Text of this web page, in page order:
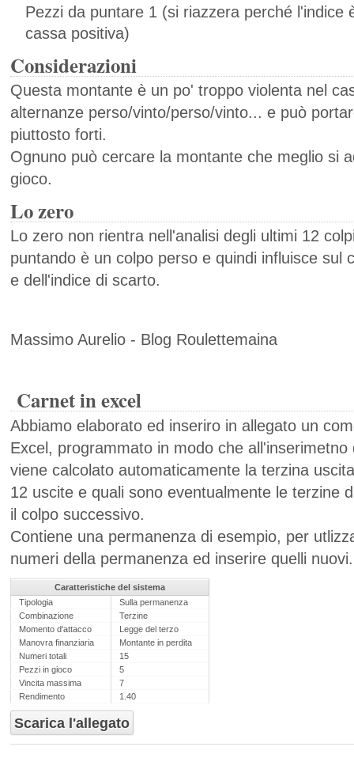
Pezzi da puntare 1 (si riazzera perché l'indice
cassa positiva)
Considerazioni
Questa montante è un po' troppo violenta nel
alternanze perso/vinto/perso/vinto... e può
piuttosto forti.
Ognuno può cercare la montante che meglio si
gioco.
Lo zero
Lo zero non rientra nell'analisi degli ultimi 12
puntando è un colpo perso e quindi influisce sul
e dell'indice di scarto.
Massimo Aurelio - Blog Roulettemaina
Carnet in excel
Abbiamo elaborato ed inseriro in allegato un
Excel, programmato in modo che
viene calcolato automaticamente la terzina
12 uscite e quali sono eventualmente le terzine
il colpo successivo.
Contiene una permanenza di esempio, per
numeri della permanenza ed inserire quelli nuovi.
Caratteristiche del sistema
Tipologia
Sulla permanenza
Combinazione
Terzine
Momento d'attacco
Legge del terzo
Manovra finanziaria
Montante in perdita
Numeri totali
15
Pezzi in gioco
5
Vincita massima
7
Rendimento
1.40
Scarica l'allegato